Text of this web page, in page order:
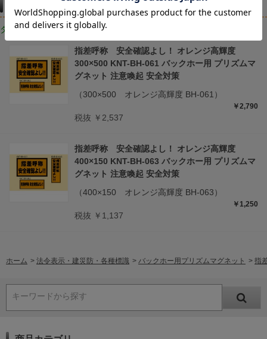
タイプ・サイズ違いはこちら
指差呼称 安全確認よし！ オレンジ高輝度
300×500 KNT-BH-061 バックホー用 プリズムマ
グネット 注意喚起 安全対策
（300×500 オレンジ高輝度 BH-061）
￥2,790
税抜 ￥2,537
指差呼称 安全確認よし！ オレンジ高輝度
400×150 KNT-BH-063 バックホー用 プリズムマ
グネット 注意喚起 安全対策
（400×150 オレンジ高輝度 BH-063）
￥1,250
税抜 ￥1,137
ホーム > 法令表示・建災防・各種標識 > バックホー用プリズムマグネット > 指
キーワードから探す